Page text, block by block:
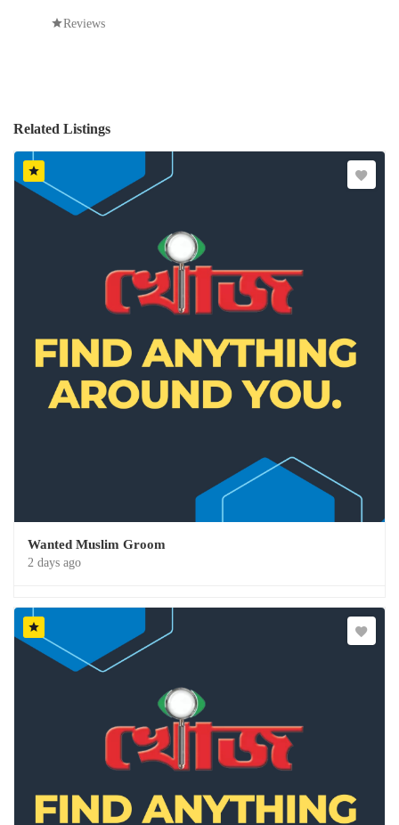
Reviews
Related Listings
Wanted Muslim Groom
2 days ago